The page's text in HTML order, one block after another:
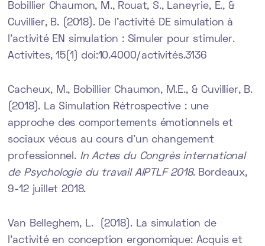
Bobillier Chaumon, M., Rouat, S., Laneyrie, E., &
Cuvillier, B. (2018). De l’activité DE simulation à
l’activité EN simulation : Simuler pour stimuler.
Activites, 15(1) doi:10.4000/activités.3136
Cacheux, M., Bobillier Chaumon, M.E., & Cuvillier, B.
(2018). La Simulation Rétrospective : une
approche des comportements émotionnels et
sociaux vécus au cours d’un changement
professionnel.In Actes du Congrès international
de Psychologie du travail AIPTLF 2018. Bordeaux,
9-12 juillet 2018.
Van Belleghem, L. (2018). La simulation de
l’activité en conception ergonomique: Acquis et